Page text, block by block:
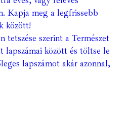
Kapja meg a legfrissebb
között!
tetszése szerint a Természet
lapszámai között és töltse le
lapszámot akár azonnal,